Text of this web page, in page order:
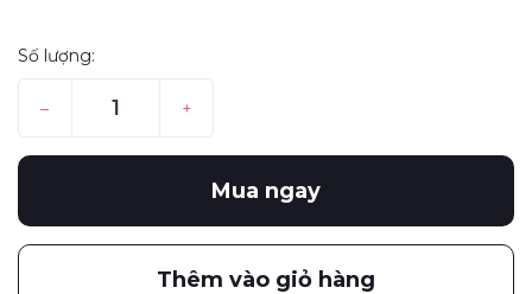
Số lượng:
– +
Mua ngay
Thêm vào giỏ hàng